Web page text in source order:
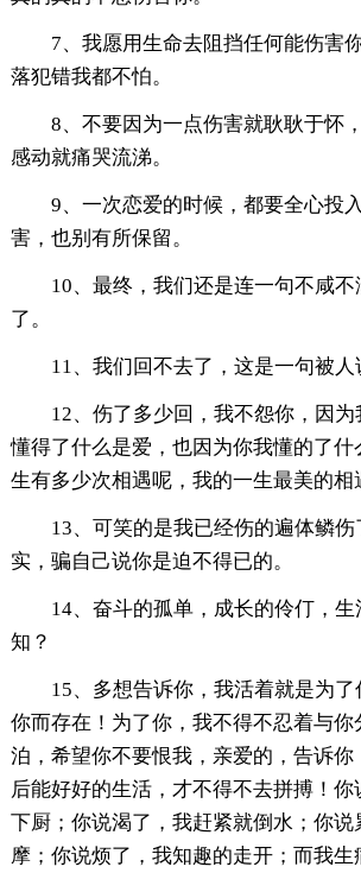
7、我愿用生命去阻挡任何能伤害
落犯错我都不怕。
8、不要因为一点伤害就耿耿于怀
感动就痛哭流涕。
9、一次恋爱的时候，都要全心投
害，也别有所保留。
10、最终，我们还是连一句不咸
了。
11、我们回不去了，这是一句被人
12、伤了多少回，我不怨你，因
懂得了什么是爱，也因为你我懂的了什
生有多少次相遇呢，我的一生最美的相
13、可笑的是我已经伤的遍体鳞
实，骗自己说你是迫不得已的。
14、奋斗的孤单，成长的伶仃，生
知？
15、多想告诉你，我活着就是为
你而存在！为了你，我不得不忍着与
泊，希望你不要恨我，亲爱的，告诉你
后能好好的生活，才不得不去拼搏！
下厨；你说渴了，我赶紧就倒水；你
摩；你说烦了，我知趣的走开；而我生